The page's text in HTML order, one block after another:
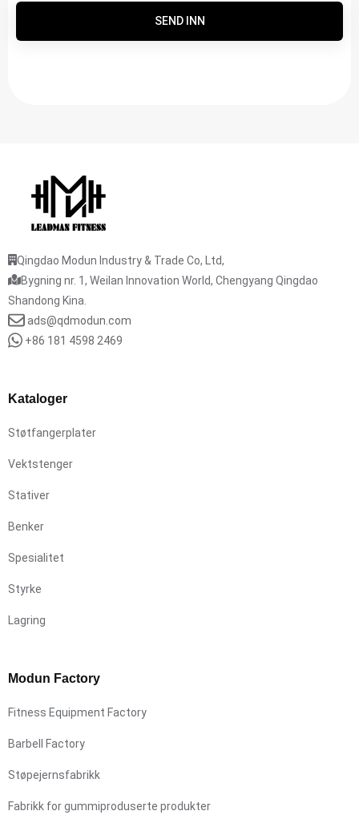
SEND INN
Qingdao Modun Industry & Trade Co, Ltd,
Bygning nr. 1, Weilan Innovation World, Chengyang Qingdao
Shandong Kina.
ads@qdmodun.com
+86 181 4598 2469
Kataloger
Støtfangerplater
Vektstenger
Stativer
Benker
Spesialitet
Styrke
Lagring
Modun Factory
Fitness Equipment Factory
Barbell Factory
Støpejernsfabrikk
Fabrikk for gummiproduserte produkter